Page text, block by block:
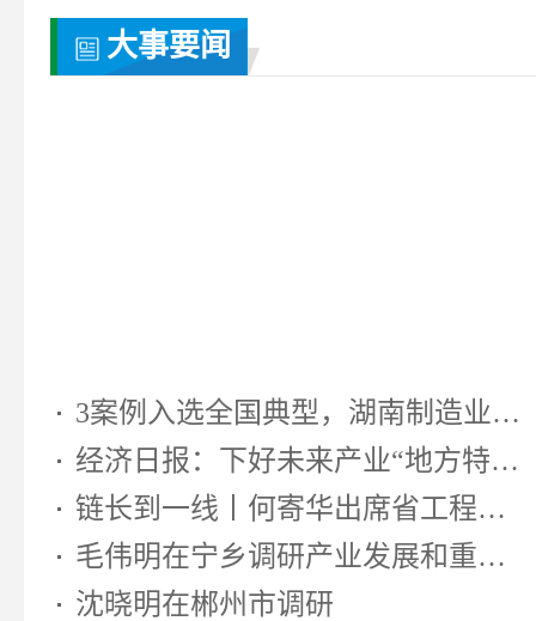
大事要闻
3案例入选全国典型，湖南制造业靠...
经济日报：下好未来产业“地方特色...
链长到一线丨何寄华出席省工程机...
毛伟明在宁乡调研产业发展和重大...
沈晓明在郴州市调研